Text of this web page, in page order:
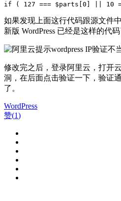
if ( 127 === $parts[0] || 10
如果发现上面这行代码跟源文件
新版 WordPress 已经是这样的代码
修改完之后，登录阿里云，打开
洞，在后面点击验证一下，验证
了。
WordPress
赞(1)